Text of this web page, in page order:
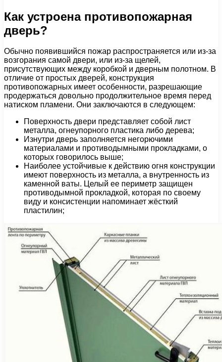
Как устроена противопожарная
дверь?
Обычно появившийся пожар распространяется или из-за
возгорания самой двери, или из-за щелей,
присутствующих между коробкой и дверным полотном. В
отличие от простых дверей, конструкция
противопожарных имеет особенности, разрешающие
продержаться довольно продолжительное время перед
натиском пламени. Они заключаются в следующем:
Поверхность двери представляет собой лист
металла, огнеупорного пластика либо дерева;
Изнутри дверь заполняется негорючими
материалами и противодымными прокладками, о
которых говорилось выше;
Наиболее устойчивые к действию огня конструкции
имеют поверхность из металла, а внутренность из
каменной ваты. Целый ее периметр защищен
противодымной прокладкой, которая по своему
виду и консистенции напоминает жёсткий
пластилин;